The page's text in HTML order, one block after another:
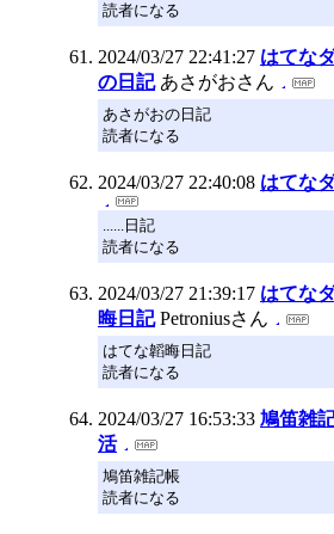
読者になる
2024/03/27 22:41:27 はてな
の日記 あさがおさん
あさがおの日記
読者になる
2024/03/27 22:40:08 はてな
......日記
読者になる
2024/03/27 21:39:17 はてな
晦日記 Petroniusさん
はてな韜晦日記
読者になる
2024/03/27 16:53:33 鳩笛雑
活
鳩笛雑記帳
読者になる